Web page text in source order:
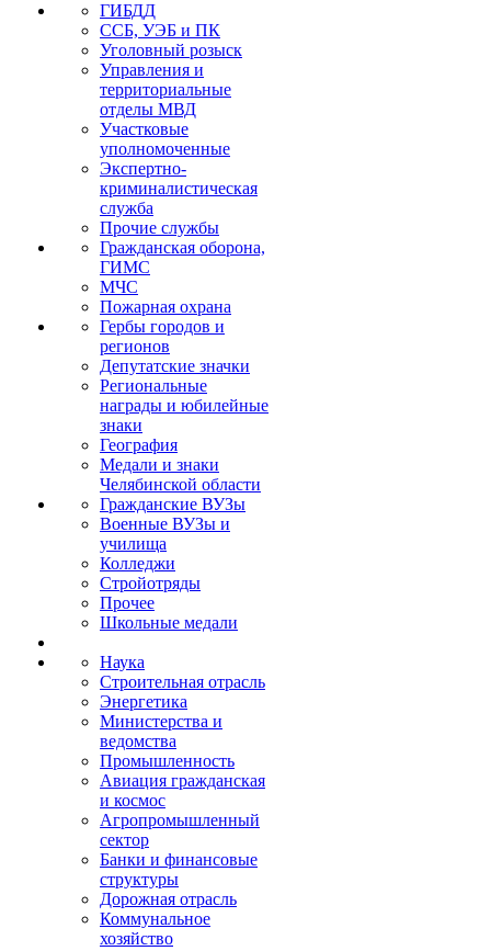
ГИБДД
ССБ, УЭБ и ПК
Уголовный розыск
Управления и
территориальные
отделы МВД
Участковые
уполномоченные
Экспертно-
криминалистическая
служба
Прочие службы
Гражданская оборона,
ГИМС
МЧС
Пожарная охрана
Гербы городов и
регионов
Депутатские значки
Региональные
награды и юбилейные
знаки
География
Медали и знаки
Челябинской области
Гражданские ВУЗы
Военные ВУЗы и
училища
Колледжи
Стройотряды
Прочее
Школьные медали
Наука
Строительная отрасль
Энергетика
Министерства и
ведомства
Промышленность
Авиация гражданская
и космос
Агропромышленный
сектор
Банки и финансовые
структуры
Дорожная отрасль
Коммунальное
хозяйство